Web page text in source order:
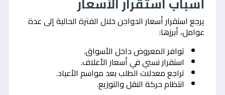
يرجع استقرار أسعار الدواجن خلال الفترة الحالية إلى عدة
عوامل، أبرزها:
توافر المعروض داخل الأسواق.
استقرار نسبي في أسعار الأعلاف.
تراجع معدلات الطلب بعد مواسم الأعياد.
انتظام حركة النقل والتوزيع.